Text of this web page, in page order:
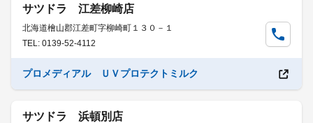
サツドラ 江差柳崎店
北海道檜山郡江差町字柳崎町１３０－１
TEL: 0139-52-4112
プロメディアル ＵＶプロテクトミルク
サツドラ 浜頓別店